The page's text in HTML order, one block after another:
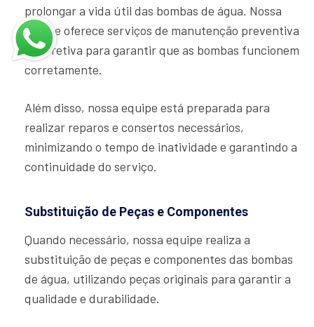
prolongar a vida útil das bombas de água. Nossa
equipe oferece serviços de manutenção preventiva
e corretiva para garantir que as bombas funcionem
corretamente.
Além disso, nossa equipe está preparada para
realizar reparos e consertos necessários,
minimizando o tempo de inatividade e garantindo a
continuidade do serviço.
Substituição de Peças e Componentes
Quando necessário, nossa equipe realiza a
substituição de peças e componentes das bombas
de água, utilizando peças originais para garantir a
qualidade e durabilidade.